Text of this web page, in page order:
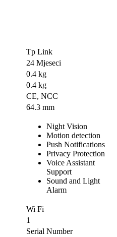
Tp Link
24 Mjeseci
0.4 kg
0.4 kg
CE, NCC
64.3 mm
Night Vision
Motion detection
Push Notifications
Privacy Protection
Voice Assistant
Support
Sound and Light
Alarm
Wi Fi
1
Serial Number